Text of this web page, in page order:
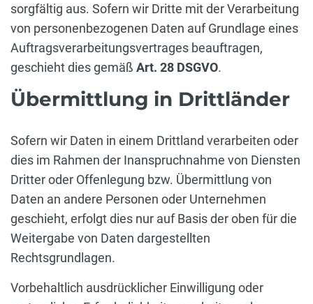
sorgfältig aus. Sofern wir Dritte mit der Verarbeitung
von personenbezogenen Daten auf Grundlage eines
Auftragsverarbeitungsvertrages beauftragen,
geschieht dies gemäß Art. 28 DSGVO.
Übermittlung in Drittländer
Sofern wir Daten in einem Drittland verarbeiten oder
dies im Rahmen der Inanspruchnahme von Diensten
Dritter oder Offenlegung bzw. Übermittlung von
Daten an andere Personen oder Unternehmen
geschieht, erfolgt dies nur auf Basis der oben für die
Weitergabe von Daten dargestellten
Rechtsgrundlagen.
Vorbehaltlich ausdrücklicher Einwilligung oder